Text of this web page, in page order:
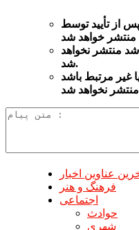
ازتأیید توسط
منتشر نخواهد
شد.
غیر مرتبط باشد
عناوین اخبار
فرهنگ و هنر
اجتماعی
حوادث
شهری